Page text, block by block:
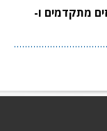
מתקדמים ו-